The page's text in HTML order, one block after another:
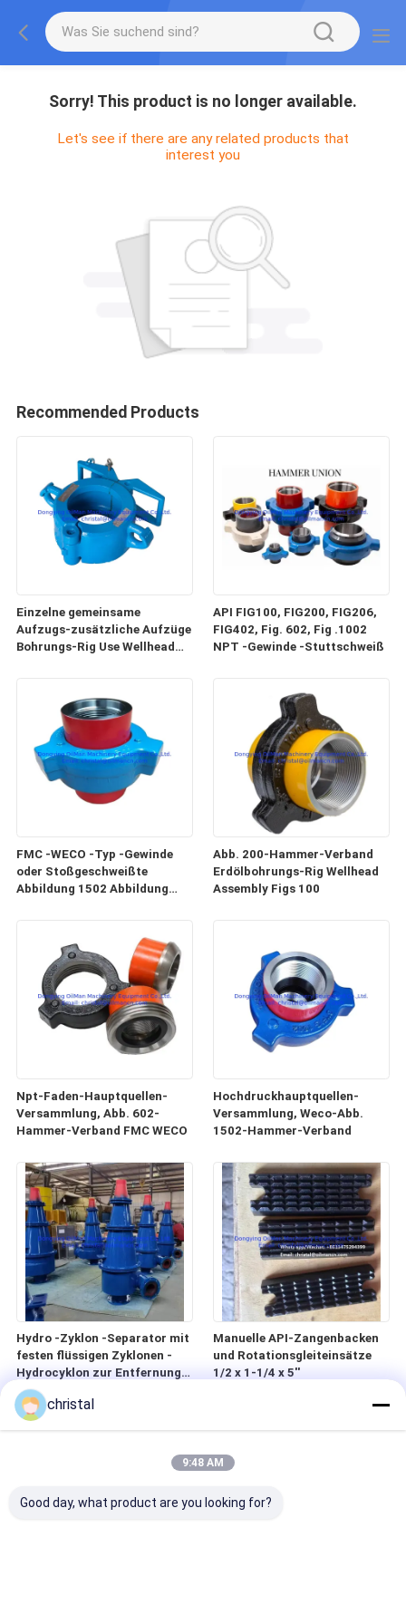
Sorry! This product is no longer available.
Let's see if there are any related products that
interest you
Recommended Products
Einzelne gemeinsame
Aufzugs-zusätzliche Aufzüge
Bohrungs-Rig Use Wellhead
API FIG100, FIG200, FIG206,
FIG402, Fig. 602, Fig .1002
NPT -Gewinde -Stuttschweiß
FMC -WECO -Typ -Gewinde
oder Stoßgeschweißte
Abbildung 1502 Abbildung
Abb. 200-Hammer-Verband
Erdölbohrungs-Rig Wellhead
Assembly Figs 100
Npt-Faden-Hauptquellen-
Versammlung, Abb. 602-
Hammer-Verband FMC WECO
Hochdruckhauptquellen-
Versammlung, Weco-Abb.
1502-Hammer-Verband
Hydro -Zyklon -Separator mit
festen flüssigen Zyklonen -
Hydrocyklon zur Entfernung
von Sand
Manuelle API-Zangenbacken
und Rotationsgleiteinsätze
1/2 x 1-1/4 x 5''
christal
9:48 AM
Good day, what product are you looking for?